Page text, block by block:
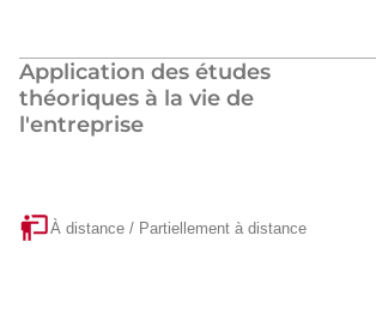
Application des études
théoriques à la vie de
l'entreprise
À distance / Partiellement à distance